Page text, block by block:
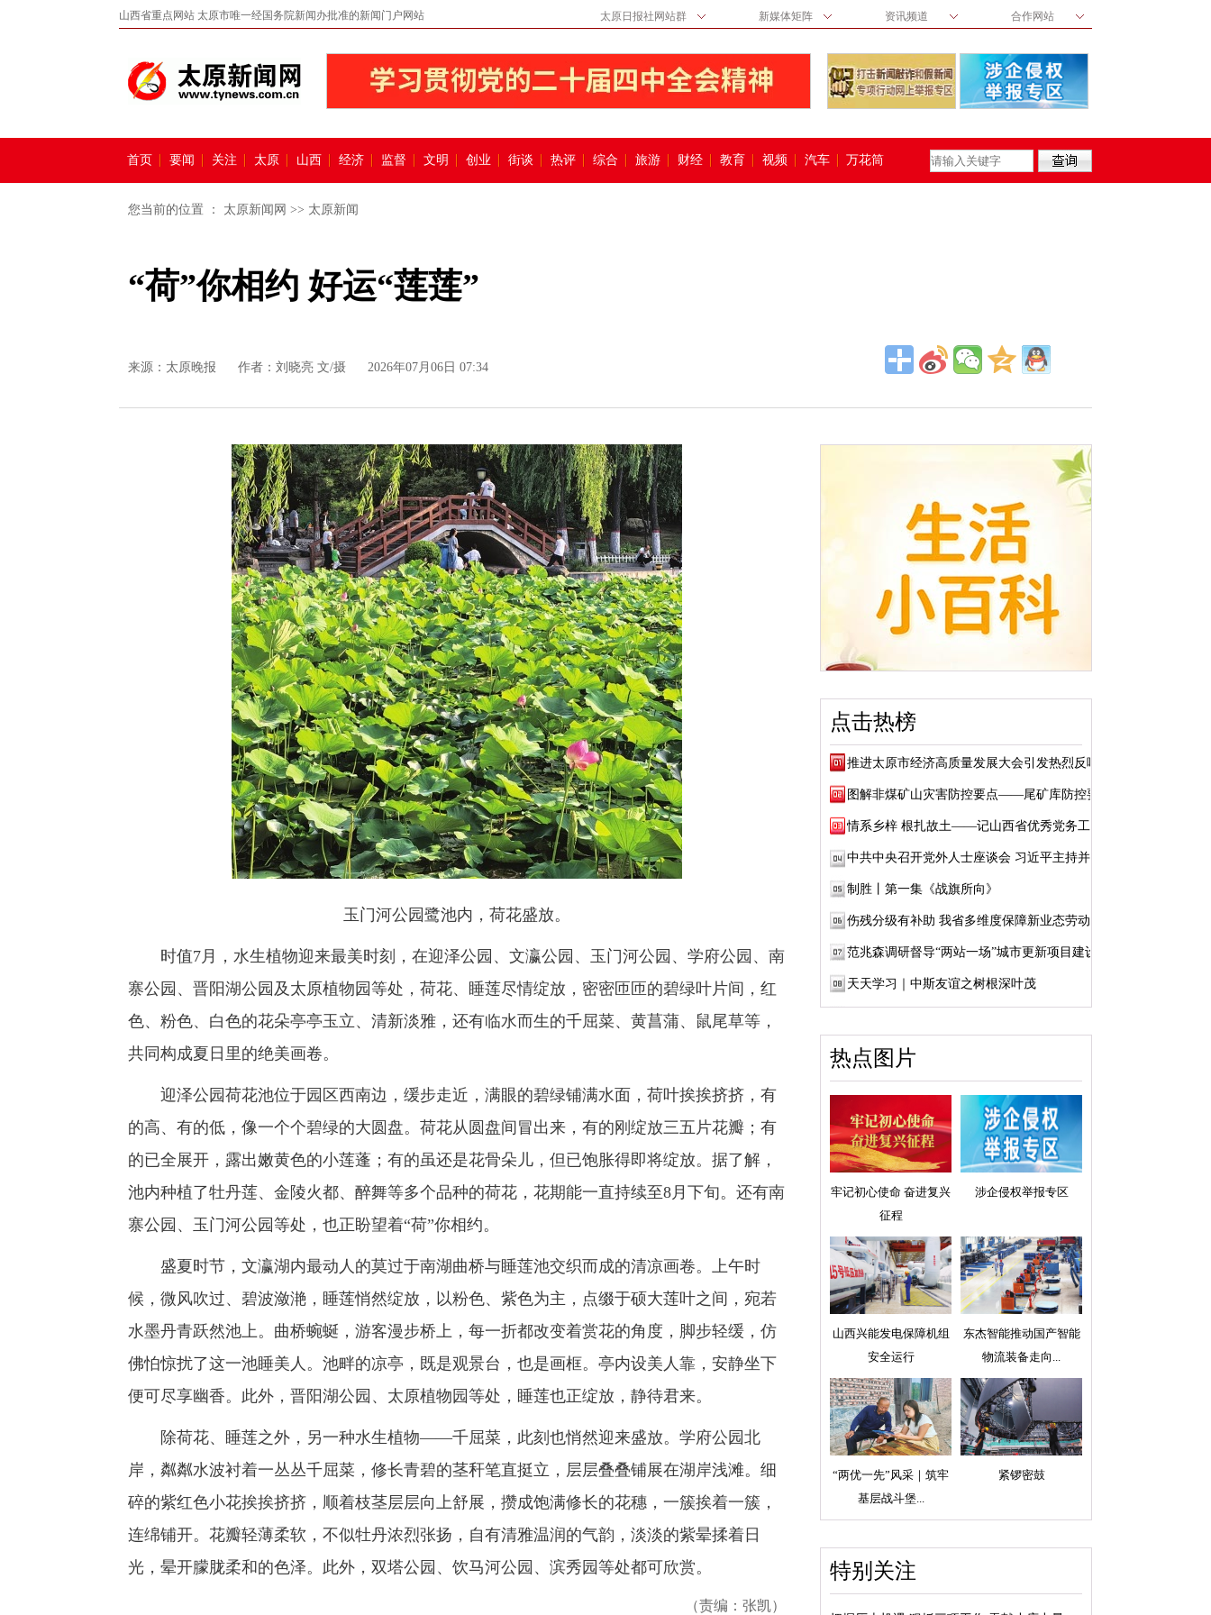
山西省重点网站 太原市唯一经国务院新闻办批准的新闻门户网站 太原日报社网站群 新媒体矩阵 资讯频道 合作网站
首页 要闻 关注 太原 山西 经济 监督 文明 创业 街谈 热评 综合 旅游 财经 教育 视频 汽车 万花筒
您当前的位置 ： 太原新闻网 >> 太原新闻
“荷”你相约 好运“莲莲”
来源： 太原晚报 作者：刘晓亮 文/摄 2026年07月06日 07:34
玉门河公园鹭池内，荷花盛放。
时值7月，水生植物迎来最美时刻，在迎泽公园、文瀛公园、玉门河公园、学府公园、南
寨公园、晋阳湖公园及太原植物园等处，荷花、睡莲尽情绽放，密密匝匝的碧绿叶片间，红
色、粉色、白色的花朵亭亭玉立、清新淡雅，还有临水而生的千屈菜、黄菖蒲、鼠尾草等，
共同构成夏日里的绝美画卷。
迎泽公园荷花池位于园区西南边，缓步走近，满眼的碧绿铺满水面，荷叶挨挨挤挤，有
的高、有的低，像一个个碧绿的大圆盘。荷花从圆盘间冒出来，有的刚绽放三五片花瓣；有
的已全展开，露出嫩黄色的小莲蓬；有的虽还是花骨朵儿，但已饱胀得即将绽放。据了解，
池内种植了牡丹莲、金陵火都、醉舞等多个品种的荷花，花期能一直持续至8月下旬。还有南
寨公园、玉门河公园等处，也正盼望着“荷”你相约。
盛夏时节，文瀛湖内最动人的莫过于南湖曲桥与睡莲池交织而成的清凉画卷。上午时
候，微风吹过、碧波潋滟，睡莲悄然绽放，以粉色、紫色为主，点缀于硕大莲叶之间，宛若
水墨丹青跃然池上。曲桥蜿蜒，游客漫步桥上，每一折都改变着赏花的角度，脚步轻缓，仿
佛怕惊扰了这一池睡美人。池畔的凉亭，既是观景台，也是画框。亭内设美人靠，安静坐下
便可尽享幽香。此外，晋阳湖公园、太原植物园等处，睡莲也正绽放，静待君来。
除荷花、睡莲之外，另一种水生植物——千屈菜，此刻也悄然迎来盛放。学府公园北
岸，粼粼水波衬着一丛丛千屈菜，修长青碧的茎秆笔直挺立，层层叠叠铺展在湖岸浅滩。细
碎的紫红色小花挨挨挤挤，顺着枝茎层层向上舒展，攒成饱满修长的花穗，一簇挨着一簇，
连绵铺开。花瓣轻薄柔软，不似牡丹浓烈张扬，自有清雅温润的气韵，淡淡的紫晕揉着日
光，晕开朦胧柔和的色泽。此外，双塔公园、饮马河公园、滨秀园等处都可欣赏。
（责编：张凯）
点击热榜
推进太原市经济高质量发展大会引发热烈反响
图解非煤矿山灾害防控要点——尾矿库防控要点
情系乡梓 根扎故土——记山西省优秀党务工作...
中共中央召开党外人士座谈会 习近平主持并发...
制胜丨第一集《战旗所向》
伤残分级有补助 我省多维度保障新业态劳动者...
范兆森调研督导“两站一场”城市更新项目建设
天天学习｜中斯友谊之树根深叶茂
热点图片
牢记初心使命 奋进复兴
征程
涉企侵权举报专区
山西兴能发电保障机组
安全运行
东杰智能推动国产智能
物流装备走向...
“两优一先”风采｜筑牢
基层战斗堡...
紧锣密鼓
特别关注